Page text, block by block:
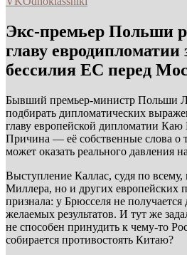
Экс-премьер Польши
главу евродипломатии
бессилия ЕС перед
Бывший премьер-министр Польши
подбирать дипломатических
главу европейской дипломатии Каю
Причина — её собственные слова о
может оказать реального давления
Выступление Каллас, судя по всему,
Миллера, но и других европейских
признала: у Брюсселя не
желаемых результатов. И тут же
не способен принудить к чему-то
собирается противостоять Китаю?